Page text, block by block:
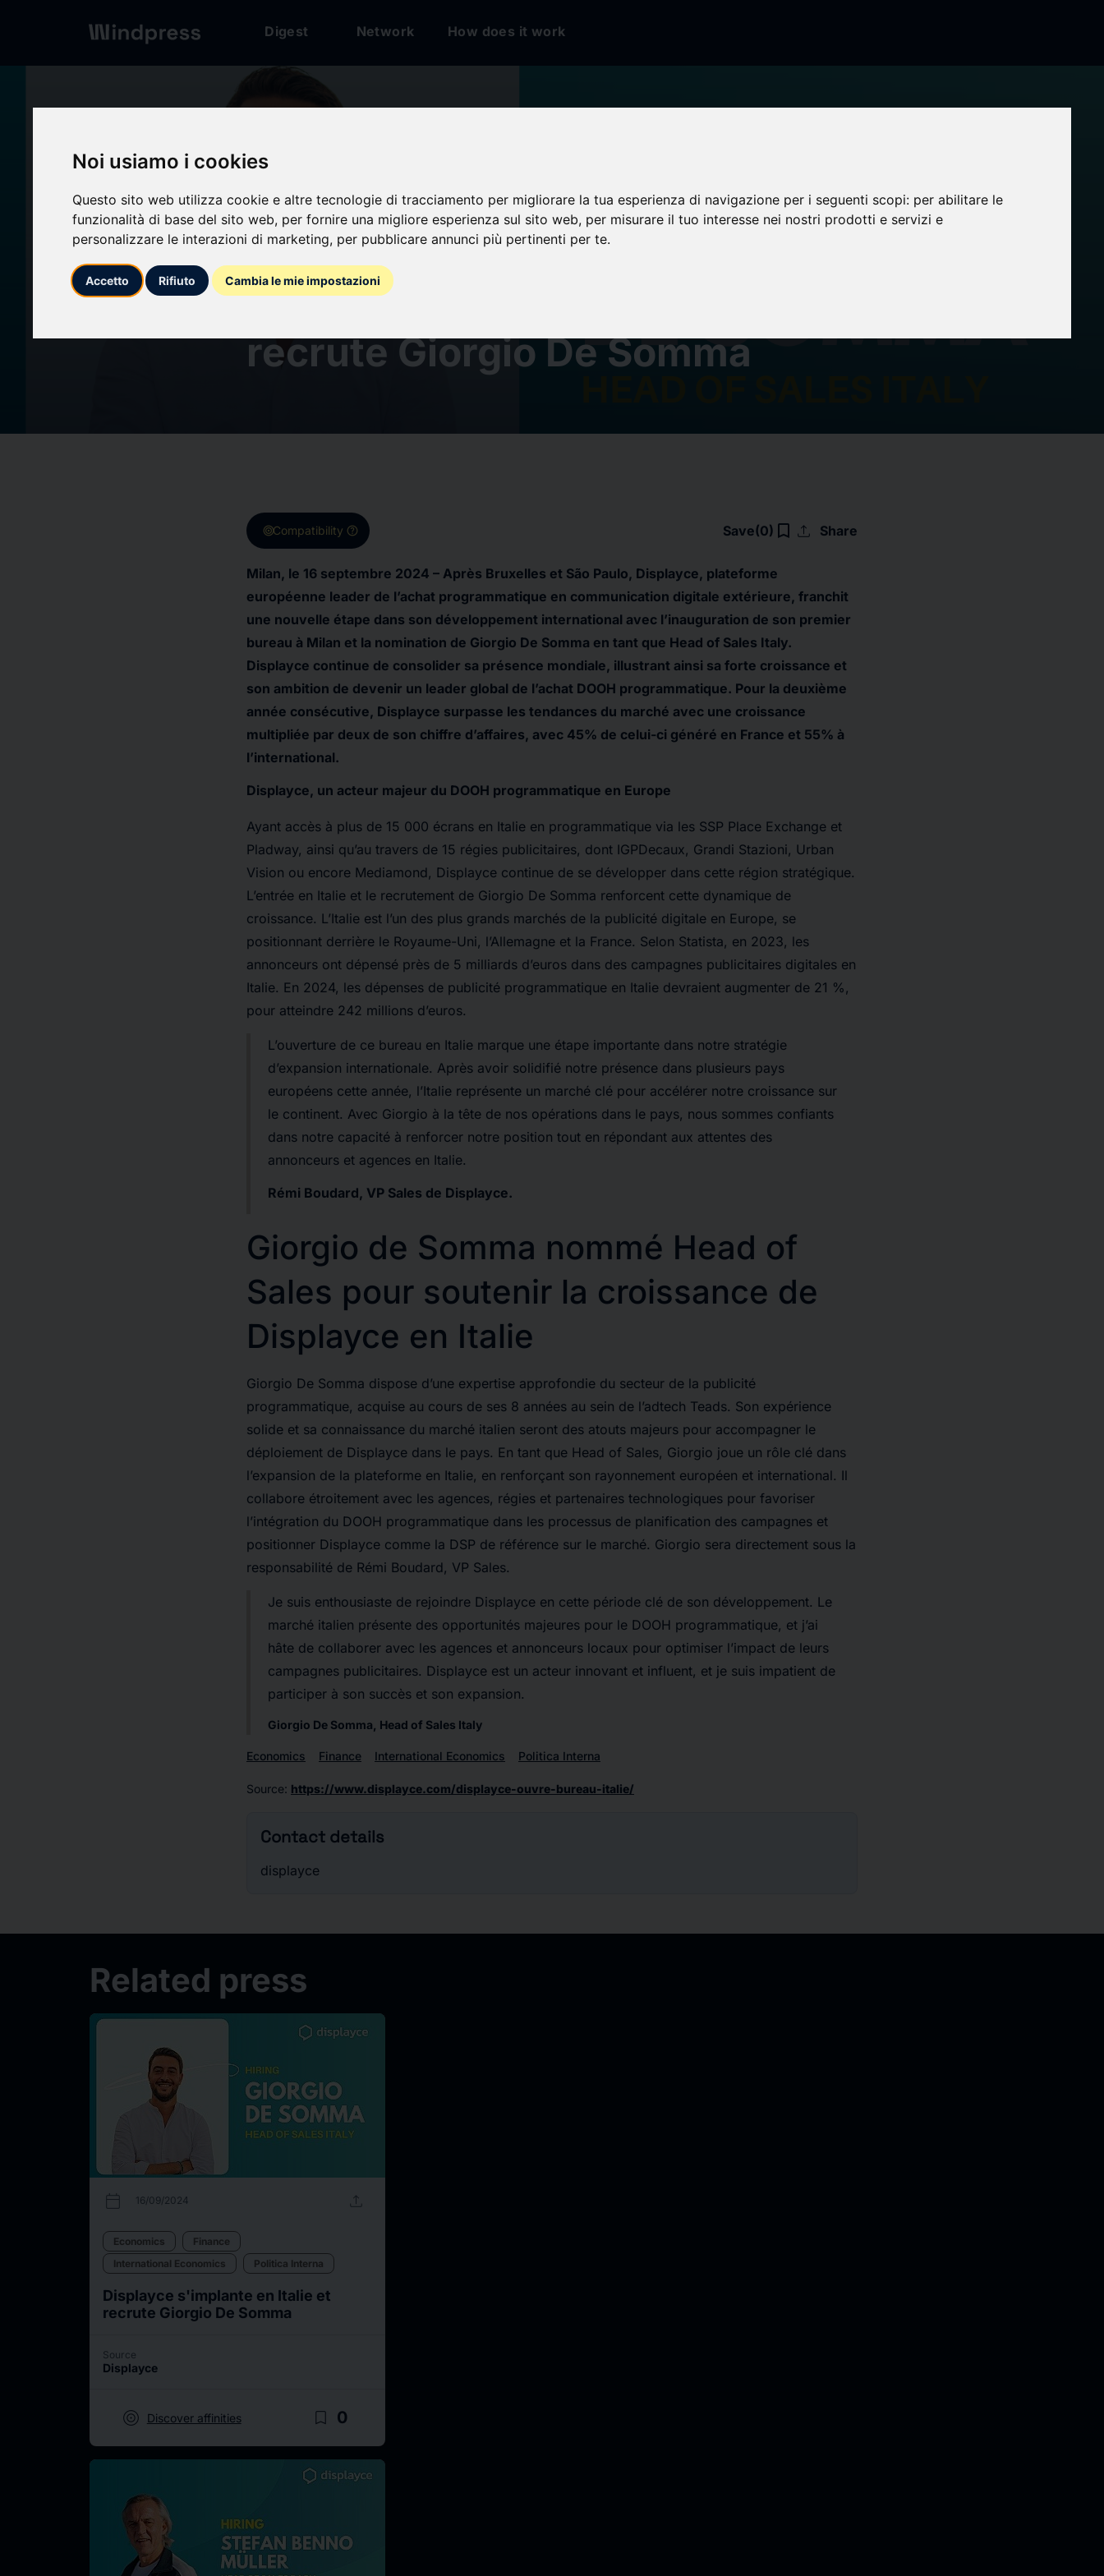
Noi usiamo i cookies
Questo sito web utilizza cookie e altre tecnologie di tracciamento per migliorare la tua esperienza di navigazione per i seguenti scopi: per abilitare le
funzionalità di base del sito web, per fornire una migliore esperienza sul sito web, per misurare il tuo interesse nei nostri prodotti e servizi e
personalizzare le interazioni di marketing, per pubblicare annunci più pertinenti per te.
Accetto Rifiuto Cambia le mie impostazioni
Digest Network How does it work
calendar_today 16/09/2024
Displayce s'implante en Italie et
recrute Giorgio De Somma
targetCompatibility help Save(0) bookmark_border upload Share
Milan, le 16 septembre 2024 – Après Bruxelles et São Paulo, Displayce, plateforme
européenne leader de l’achat programmatique en communication digitale extérieure, franchit
une nouvelle étape dans son développement international avec l’inauguration de son premier
bureau à Milan et la nomination de Giorgio De Somma en tant que Head of Sales Italy.
Displayce continue de consolider sa présence mondiale, illustrant ainsi sa forte croissance et
son ambition de devenir un leader global de l’achat DOOH programmatique. Pour la deuxième
année consécutive, Displayce surpasse les tendances du marché avec une croissance
multipliée par deux de son chiffre d’affaires, avec 45% de celui-ci généré en France et 55% à
l’international.
Displayce, un acteur majeur du DOOH programmatique en Europe
Ayant accès à plus de 15 000 écrans en Italie en programmatique via les SSP Place Exchange et
Pladway, ainsi qu’au travers de 15 régies publicitaires, dont IGPDecaux, Grandi Stazioni, Urban
Vision ou encore Mediamond, Displayce continue de se développer dans cette région stratégique.
L’entrée en Italie et le recrutement de Giorgio De Somma renforcent cette dynamique de
croissance. L’Italie est l’un des plus grands marchés de la publicité digitale en Europe, se
positionnant derrière le Royaume-Uni, l’Allemagne et la France. Selon Statista, en 2023, les
annonceurs ont dépensé près de 5 milliards d’euros dans des campagnes publicitaires digitales en
Italie. En 2024, les dépenses de publicité programmatique en Italie devraient augmenter de 21 %,
pour atteindre 242 millions d’euros.
L’ouverture de ce bureau en Italie marque une étape importante dans notre stratégie
d’expansion internationale. Après avoir solidifié notre présence dans plusieurs pays
européens cette année, l’Italie représente un marché clé pour accélérer notre croissance sur
le continent. Avec Giorgio à la tête de nos opérations dans le pays, nous sommes confiants
dans notre capacité à renforcer notre position tout en répondant aux attentes des
annonceurs et agences en Italie.
Rémi Boudard, VP Sales de Displayce.
Giorgio de Somma nommé Head of
Sales pour soutenir la croissance de
Displayce en Italie
Giorgio De Somma dispose d’une expertise approfondie du secteur de la publicité
programmatique, acquise au cours de ses 8 années au sein de l’adtech Teads. Son expérience
solide et sa connaissance du marché italien seront des atouts majeurs pour accompagner le
déploiement de Displayce dans le pays. En tant que Head of Sales, Giorgio joue un rôle clé dans
l’expansion de la plateforme en Italie, en renforçant son rayonnement européen et international. Il
collabore étroitement avec les agences, régies et partenaires technologiques pour favoriser
l’intégration du DOOH programmatique dans les processus de planification des campagnes et
positionner Displayce comme la DSP de référence sur le marché. Giorgio sera directement sous la
responsabilité de Rémi Boudard, VP Sales.
Je suis enthousiaste de rejoindre Displayce en cette période clé de son développement. Le
marché italien présente des opportunités majeures pour le DOOH programmatique, et j’ai
hâte de collaborer avec les agences et annonceurs locaux pour optimiser l’impact de leurs
campagnes publicitaires. Displayce est un acteur innovant et influent, et je suis impatient de
participer à son succès et son expansion.
Giorgio De Somma, Head of Sales Italy
Economics Finance International Economics Politica Interna
Source: https://www.displayce.com/displayce-ouvre-bureau-italie/
Contact details
displayce
Related press
calendar_today 16/09/2024 upload
Economics
Finance
International Economics
Politica Interna
Displayce s'implante en Italie et
recrute Giorgio De Somma
Source
Displayce
target Discover affinities bookmark_border 0